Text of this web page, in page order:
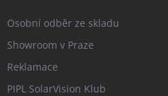
Osobní odběr ze skladu
Showroom v Praze
Reklamace
PIPL SolarVision Klub